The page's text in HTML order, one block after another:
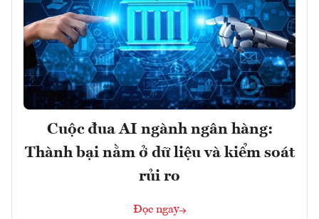
Cuộc đua AI ngành ngân hàng:
Thành bại nằm ở dữ liệu và kiểm soát
rủi ro
Đọc ngay